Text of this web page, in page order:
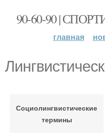
90-60-90 |
главная
Социолингвистические
термины